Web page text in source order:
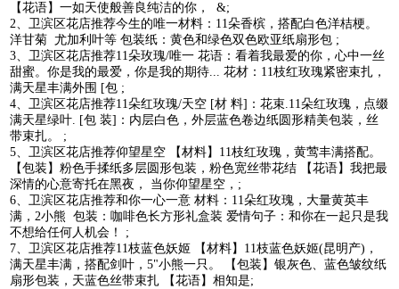
【花语】一如天使般善良纯洁的你， &;
2、卫滨区花店推荐今生的唯一材料：11朵香槟，搭配白色洋桔梗。
洋甘菊 尤加利叶等 包装纸：黄色和绿色双色欧亚纸扇形包 ;
3、卫滨区花店推荐11朵玫瑰/唯一 花语：看着我最爱的你，心中一丝
甜蜜。你是我的最爱，你是我的期待... 花材：11枝红玫瑰紧密束扎，
满天星丰满外围 [包 ;
4、卫滨区花店推荐11朵红玫瑰/天空 [材 料]：花束.11朵红玫瑰，点缀
满天星绿叶. [包 装]：内层白色，外层蓝色卷边纸圆形精美包装，丝
带束扎。 ;
5、卫滨区花店推荐仰望星空 【材料】11枝红玫瑰，黄莺丰满搭配。
【包装】粉色手揉纸多层圆形包装，粉色宽丝带花结 【花语】我把最
深情的心意寄托在黑夜， 当你仰望星空，;
6、卫滨区花店推荐和你一心一意 材料：11朵红玫瑰，大量黄英丰
满，2小熊 包装：咖啡色长方形礼盒装 爱情句子：和你在一起只是我
不想给任何人机会！ ;
7、卫滨区花店推荐11枝蓝色妖姬 【材料】11枝蓝色妖姬(昆明产)，
满天星丰满，搭配剑叶，5"小熊一只。 【包装】银灰色、蓝色皱纹纸
扇形包装，天蓝色丝带束扎 【花语】相知是;